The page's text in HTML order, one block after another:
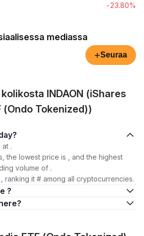
-23.80%
mediassa
+Seuraa
INDAON (iShares
(Ondo Tokenized))
is today?
.
the lowest price is , and the highest
volume of .
ranking it # among all cryptocurrencies.
?
are there?